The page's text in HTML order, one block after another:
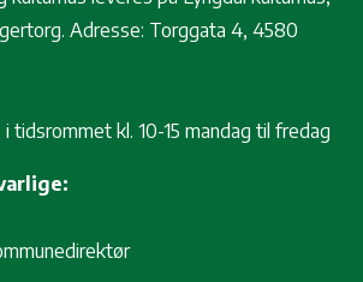
Adresse: Torggata 4, 4580
tidsrommet kl. 10-15 mandag til fredag